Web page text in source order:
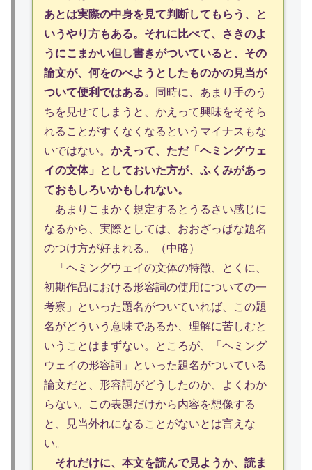
あとは実際の中身を見て判断してもらう、と
いうやり方もある。それに比べて、さきのよ
うにこまかい但し書きがついていると、その
論文が、何をのべようとしたものかの見当が
ついて便利ではある。
同時に、あまり手のう
ちを見せてしまうと、かえって興味をそそら
れることがすくなくなるというマイナスもな
いではない。 かえって、ただ「ヘミングウェ
イの文体」としておいた方が、ふくみがあっ
ておもしろいかもしれない。
あまりこまかく規定するとうるさい感じに
なるから、実際としては、おおざっぱな題名
のつけ方が好まれる。（中略）
「ヘミングウェイの文体の特徴、とくに、
初期作品における形容詞の使用についての一
考察」といった題名がついていれば、この題
名がどういう意味であるか、理解に苦しむと
いうことはまずない。ところが、「ヘミング
ウェイの形容詞」といった題名がついている
論文だと、形容詞がどうしたのか、よくわか
らない。この表題だけから内容を想像する
と、見当外れになることがないとは言えな
い。
それだけに、本文を読んで見ようか、読ま